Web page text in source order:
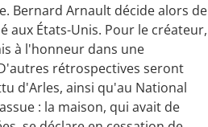
Bernard Arnault décide alors de
aux États-Unis. Pour le créateur,
à l'honneur dans une
rétrospectives seront
d'Arles, ainsi qu'au National
: la maison, qui avait de